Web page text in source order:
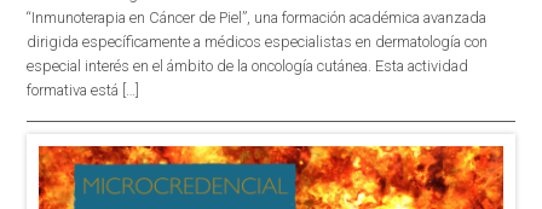
“Inmunoterapia en Cáncer de Piel”, una formación académica avanzada
dirigida específicamente a médicos especialistas en dermatología con
especial interés en el ámbito de la oncología cutánea. Esta actividad
formativa está […]